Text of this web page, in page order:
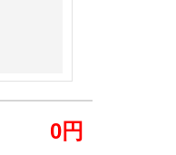
0円